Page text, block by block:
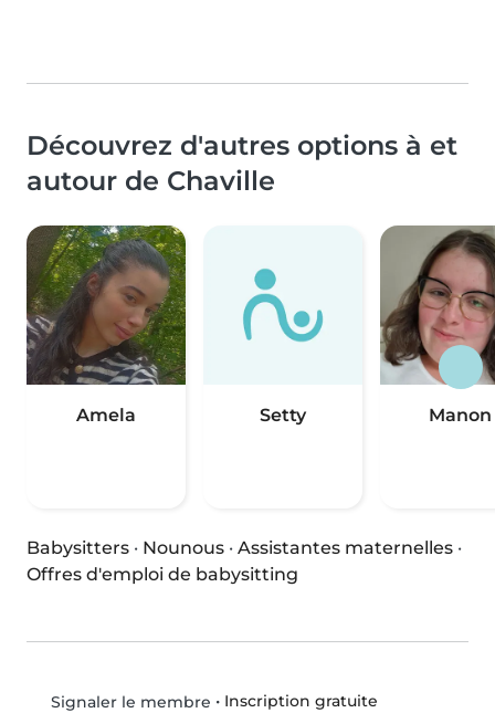
Découvrez d'autres options à et
autour de Chaville
Amela Setty Manon
Babysitters · Nounous · Assistantes maternelles ·
Offres d'emploi de babysitting
Signaler le membre • Inscription gratuite